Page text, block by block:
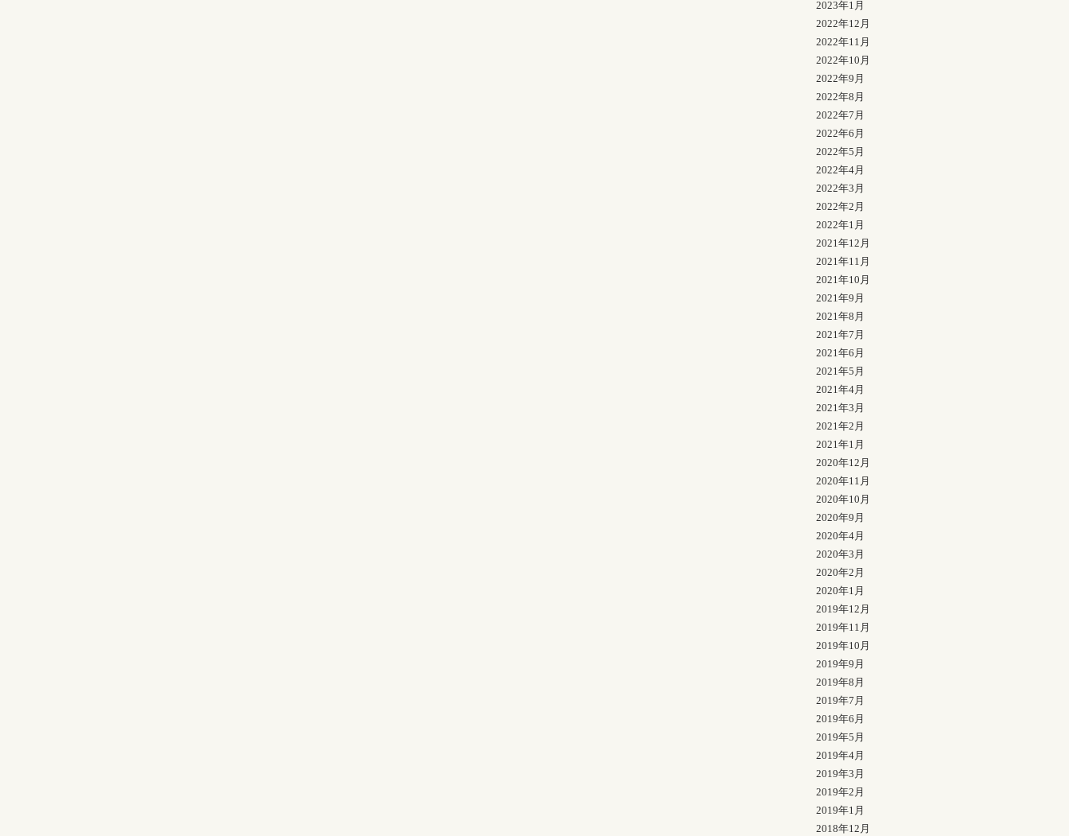
2023年1月
2022年12月
2022年11月
2022年10月
2022年9月
2022年8月
2022年7月
2022年6月
2022年5月
2022年4月
2022年3月
2022年2月
2022年1月
2021年12月
2021年11月
2021年10月
2021年9月
2021年8月
2021年7月
2021年6月
2021年5月
2021年4月
2021年3月
2021年2月
2021年1月
2020年12月
2020年11月
2020年10月
2020年9月
2020年4月
2020年3月
2020年2月
2020年1月
2019年12月
2019年11月
2019年10月
2019年9月
2019年8月
2019年7月
2019年6月
2019年5月
2019年4月
2019年3月
2019年2月
2019年1月
2018年12月